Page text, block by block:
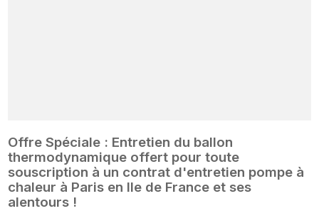
Offre Spéciale : Entretien du ballon
thermodynamique offert pour toute
souscription à un contrat d'entretien pompe à
chaleur à Paris en Ile de France et ses
alentours !